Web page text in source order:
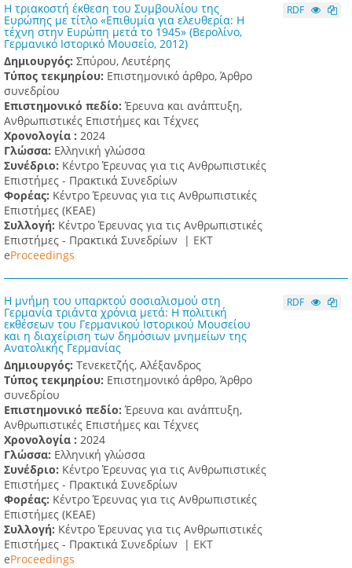
Η τριακοστή έκθεση του Συμβουλίου της
Ευρώπης με τίτλο «Επιθυμία για ελευθερία: Η
τέχνη στην Ευρώπη μετά το 1945» (Βερολίνο,
Γερμανικό Ιστορικό Μουσείο, 2012)
Δημιουργός: Σπύρου, Λευτέρης
Τύπος τεκμηρίου: Επιστημονικό άρθρο, Άρθρο
συνεδρίου
Επιστημονικό πεδίο:Έρευνα και ανάπτυξη,
Ανθρωπιστικές Επιστήμες και Τέχνες
Χρονολογία : 2024
Γλώσσα: Ελληνική γλώσσα
Συνέδριο: Κέντρο Έρευνας για τις Ανθρωπιστικές
Επιστήμες - Πρακτικά Συνεδρίων
Φορέας: Κέντρο Έρευνας για τις Ανθρωπιστικές
Επιστήμες (ΚΕΑΕ)
Συλλογή: Κέντρο Έρευνας για τις Ανθρωπιστικές
Επιστήμες - Πρακτικά Συνεδρίων | ΕΚΤ
eProceedings
RDF
Η μνήμη του υπαρκτού σοσιαλισμού στη
Γερμανία τριάντα χρόνια μετά: Η πολιτική
εκθέσεων του Γερμανικού Ιστορικού Μουσείου
και η διαχείριση των δημόσιων μνημείων της
Ανατολικής Γερμανίας
Δημιουργός: Τενεκετζής, Αλέξανδρος
Τύπος τεκμηρίου: Επιστημονικό άρθρο, Άρθρο
συνεδρίου
Επιστημονικό πεδίο:Έρευνα και ανάπτυξη,
Ανθρωπιστικές Επιστήμες και Τέχνες
Χρονολογία : 2024
Γλώσσα: Ελληνική γλώσσα
Συνέδριο: Κέντρο Έρευνας για τις Ανθρωπιστικές
Επιστήμες - Πρακτικά Συνεδρίων
Φορέας: Κέντρο Έρευνας για τις Ανθρωπιστικές
Επιστήμες (ΚΕΑΕ)
Συλλογή: Κέντρο Έρευνας για τις Ανθρωπιστικές
Επιστήμες - Πρακτικά Συνεδρίων | ΕΚΤ
eProceedings
RDF